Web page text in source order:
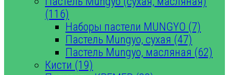
(116)
Наборы пастели MUNGYO (7)
Пастель Mungyo, сухая (47)
Пастель Mungyo, масляная (62)
Кисти (19)